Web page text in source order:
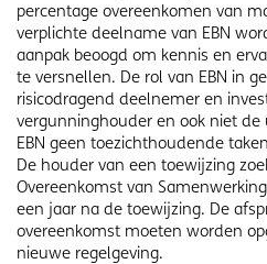
percentage overeenkomen van
verplichte deelname van EBN
aanpak beoogd om kennis en
te versnellen. De rol van EBN in
risicodragend deelnemer en
vergunninghouder en ook niet de
EBN geen toezichthoudende
De houder van een toewijzing
Overeenkomst van
een jaar na de toewijzing. De
overeenkomst moeten worden
nieuwe regelgeving.